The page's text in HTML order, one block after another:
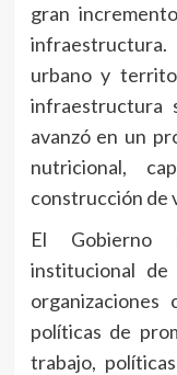
gran
urbano y
infraestructura
avanzó en un
nutricional,
construcción de
El Gobierno
institucional
políticas de
trabajo,